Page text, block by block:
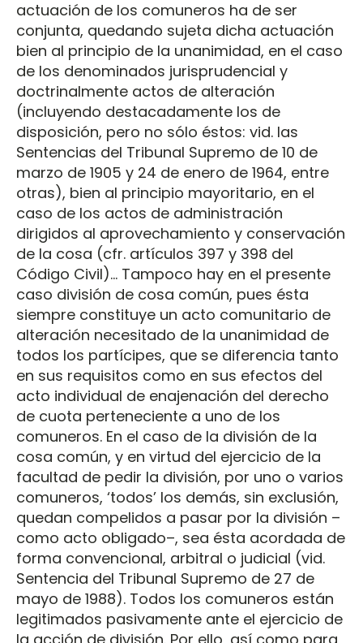
actuación de los comuneros ha de ser
conjunta, quedando sujeta dicha actuación
bien al principio de la unanimidad, en el caso
de los denominados jurisprudencial y
doctrinalmente actos de alteración
(incluyendo destacadamente los de
disposición, pero no sólo éstos: vid. las
Sentencias del Tribunal Supremo de 10 de
marzo de 1905 y 24 de enero de 1964, entre
otras), bien al principio mayoritario, en el
caso de los actos de administración
dirigidos al aprovechamiento y conservación
de la cosa (cfr. artículos 397 y 398 del
Código Civil)... Tampoco hay en el presente
caso división de cosa común, pues ésta
siempre constituye un acto comunitario de
alteración necesitado de la unanimidad de
todos los partícipes, que se diferencia tanto
en sus requisitos como en sus efectos del
acto individual de enajenación del derecho
de cuota perteneciente a uno de los
comuneros. En el caso de la división de la
cosa común, y en virtud del ejercicio de la
facultad de pedir la división, por uno o varios
comuneros, ‘todos’ los demás, sin exclusión,
quedan compelidos a pasar por la división –
como acto obligado–, sea ésta acordada de
forma convencional, arbitral o judicial (vid.
Sentencia del Tribunal Supremo de 27 de
mayo de 1988). Todos los comuneros están
legitimados pasivamente ante el ejercicio de